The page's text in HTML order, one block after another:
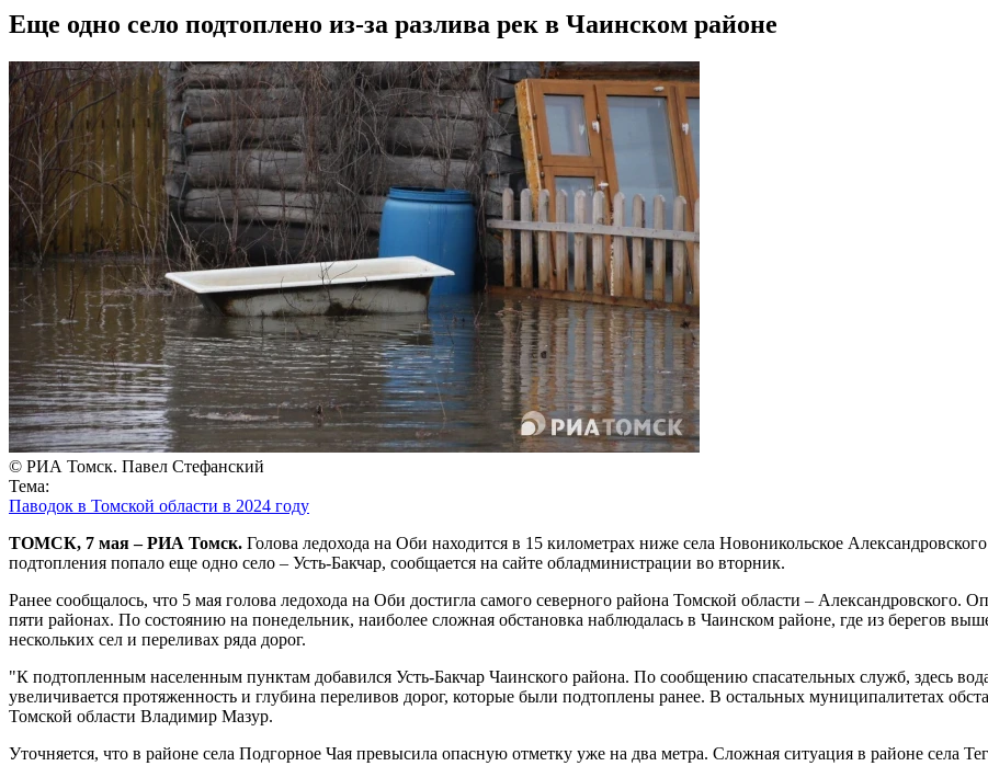
Еще одно село подтоплено из-за разлива рек в Чаинском районе
© РИА Томск. Павел Стефанский
Тема:
Паводок в Томской области в 2024 году
ТОМСК, 7 мая – РИА Томск. Голова ледохода на Оби находится в 15 километрах ниже села Новоникольское
подтопления попало еще одно село – Усть-Бакчар, сообщается на сайте обладминистрации во вторник.
Ранее сообщалось, что 5 мая голова ледохода на Оби достигла самого северного района Томской области –
пяти районах. По состоянию на понедельник, наиболее сложная обстановка наблюдалась в Чаинском районе, где из берегов
нескольких сел и переливах ряда дорог.
"К подтопленным населенным пунктам добавился Усть-Бакчар Чаинского района. По сообщению спасательных служб, здесь
увеличивается протяженность и глубина переливов дорог, которые были подтоплены ранее. В остальных муниципалитетах
Томской области Владимир Мазур.
Уточняется, что в районе села Подгорное Чая превысила опасную отметку уже на два метра. Сложная ситуация в районе села